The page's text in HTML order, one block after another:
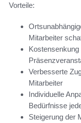
Vorteile:
Mitarbeiter
Verbesserte
Mitarbeiter
Individuelle
Bedürfnisse
Steigerung der